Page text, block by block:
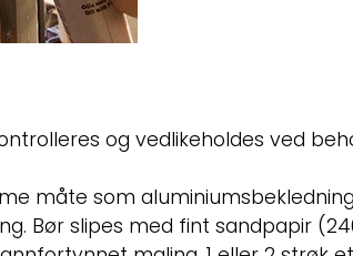
og vedlikeholdes ved
måte som
Bør slipes med fint sandpapir